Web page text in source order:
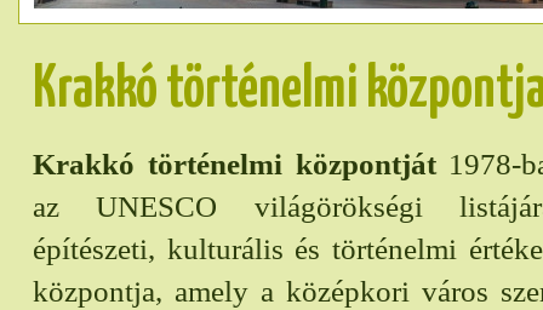
Krakkó történelmi
Krakkó történelmi központját1978-
az UNESCO világörökségi
építészeti, kulturális és történelmi
központja, amely a középkori város